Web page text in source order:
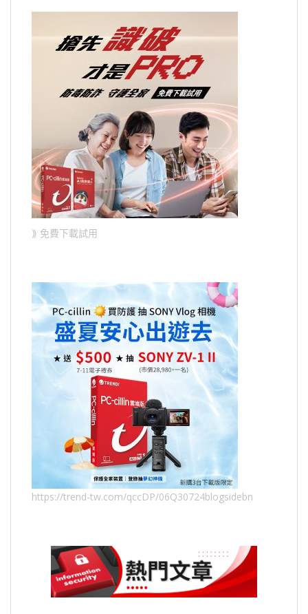
⟫ 免費下載試用
https://trend-tw.com/qccDP/06Q30724blogsidebn